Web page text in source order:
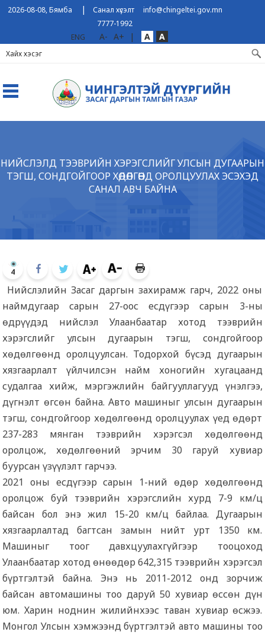
2026-08-08, Бямба | Санал хүсэлт
info@chingeltei.gov.mn
7777-1992
ENG
A- A+ | A A
НИЙСЛЭЛД ТЭЭВРИЙН ХЭРЭГСЛИЙГ УЛСЫН ДУГААРЫН
ТЭГШ, СОНДГОЙГООР ХӨДӨЛГӨӨНД ОРОЛЦУУЛАХ ЭСЭХЭД
САНАЛ АВЧ БАЙНА
4
Нийслэлийн Засаг даргын захирамж гарч, 2022 оны
наймдугаар сарын 27-оос есдүгээр сарын 3-ны
өдрүүдэд нийслэл Улаанбаатар хотод тээврийн
хэрэгслийг улсын дугаарын тэгш, сондгойгоор
хөдөлгөөнд оролцуулсан. Тодорхой бүсэд дугаарын
хязгаарлалт үйлчилсэн найм хоногийн хугацаанд
судалгаа хийж, мэргэжлийн байгууллагууд үнэлгээ,
дүгнэлт өгсөн байна. Авто машиныг улсын дугаарын
тэгш, сондгойгоор хөдөлгөөнд оролцуулах үед өдөрт
237-283 мянган тээврийн хэрэгсэл хөдөлгөөнд
оролцож, хөдөлгөөний эрчим 30 гаруй хувиар
буурсан үзүүлэлт гарчээ.
2021 оны есдүгээр сарын 1-ний өдөр хөдөлгөөнд
оролцож буй тээврийн хэрэгслийн хурд 7-9 км/ц
байсан бол энэ жил 15-20 км/ц байлаа. Дугаарын
хязгаарлалтад багтсан замын нийт урт 1350 км.
Машиныг тоог давхцуулахгүйгээр тооцоход
Улаанбаатар хотод өнөөдөр 642,315 тээврийн хэрэгсэл
бүртгэлтэй байна. Энэ нь 2011-2012 онд зорчиж
байсан автомашины тоо даруй 50 хувиар өссөн дүн
юм. Харин ноднин жилийнхээс таван хувиар өсжээ.
Монгол Улсын хэмжээнд бүртгэлтэй авто машины тоо